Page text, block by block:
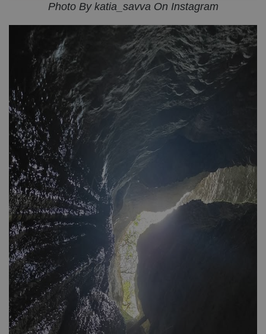
Photo By katia_savva On Instagram